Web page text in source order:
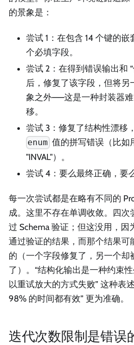
的景象是：
尝试 1：在包含 14 个键的嵌
个必填字段。
尝试 2：在得到错误输出和
后，修复了该字段，但将
象之外——这是一种封装器
移。
尝试 3：修复了结构性漂移
enum 值的拼写错误（比如
"INVAL"）。
尝试 4：要么最终正确，要
每一次尝试都是在略有不同的
成。这里不存在单调收敛。四次
过 Schema 验证；但这没用，因
通过验证的结果，而那个结果可
的（一个字段修复了，另一个却
了）。“结构化输出是一种约束
以重试放大的方式失败” 这种表
98% 的时间都有效” 更为准确。
迭代次数限制是错误